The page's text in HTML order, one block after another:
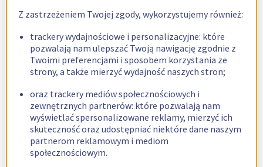
Z zastrzeżeniem Twojej zgody, wykorzystujemy również:
trackery wydajnościowe i personalizacyjne: które
pozwalają nam ulepszać Twoją nawigację zgodnie z
Twoimi preferencjami i sposobem korzystania ze
strony, a także mierzyć wydajność naszych stron;
oraz trackery mediów społecznościowych i
zewnętrznych partnerów: które pozwalają nam
wyświetlać spersonalizowane reklamy, mierzyć ich
skuteczność oraz udostępniać niektóre dane naszym
partnerom reklamowym i mediom
społecznościowym.